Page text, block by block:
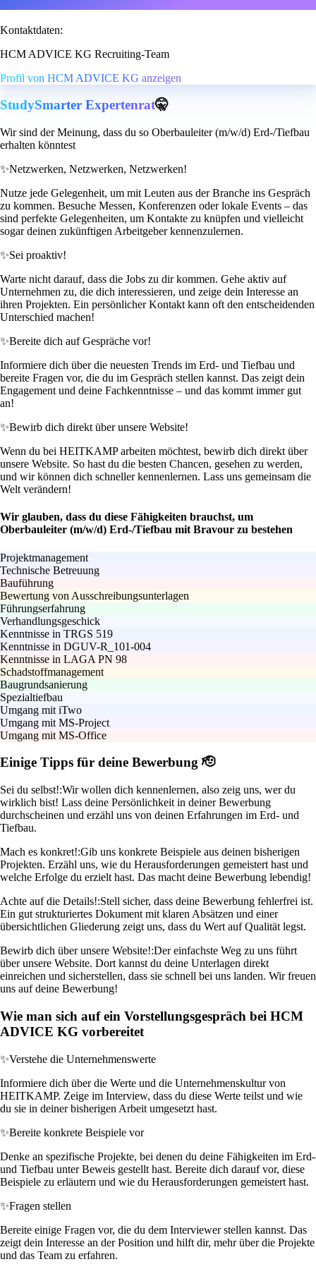
Kontaktdaten:
HCM ADVICE KG Recruiting-Team
Profil von HCM ADVICE KG anzeigen
StudySmarter Expertenrat🤫
Wir sind der Meinung, dass du so Oberbauleiter (m/w/d) Erd-/Tiefbau
erhalten könntest
✨Netzwerken, Netzwerken, Netzwerken!
Nutze jede Gelegenheit, um mit Leuten aus der Branche ins Gespräch
zu kommen. Besuche Messen, Konferenzen oder lokale Events – das
sind perfekte Gelegenheiten, um Kontakte zu knüpfen und vielleicht
sogar deinen zukünftigen Arbeitgeber kennenzulernen.
✨Sei proaktiv!
Warte nicht darauf, dass die Jobs zu dir kommen. Gehe aktiv auf
Unternehmen zu, die dich interessieren, und zeige dein Interesse an
ihren Projekten. Ein persönlicher Kontakt kann oft den entscheidenden
Unterschied machen!
✨Bereite dich auf Gespräche vor!
Informiere dich über die neuesten Trends im Erd- und Tiefbau und
bereite Fragen vor, die du im Gespräch stellen kannst. Das zeigt dein
Engagement und deine Fachkenntnisse – und das kommt immer gut
an!
✨Bewirb dich direkt über unsere Website!
Wenn du bei HEITKAMP arbeiten möchtest, bewirb dich direkt über
unsere Website. So hast du die besten Chancen, gesehen zu werden,
und wir können dich schneller kennenlernen. Lass uns gemeinsam die
Welt verändern!
Wir glauben, dass du diese Fähigkeiten brauchst, um
Oberbauleiter (m/w/d) Erd-/Tiefbau mit Bravour zu bestehen
Projektmanagement
Technische Betreuung
Bauführung
Bewertung von Ausschreibungsunterlagen
Führungserfahrung
Verhandlungsgeschick
Kenntnisse in TRGS 519
Kenntnisse in DGUV-R_101-004
Kenntnisse in LAGA PN 98
Schadstoffmanagement
Baugrundsanierung
Spezialtiefbau
Umgang mit iTwo
Umgang mit MS-Project
Umgang mit MS-Office
Einige Tipps für deine Bewerbung 🫡
Sei du selbst!:Wir wollen dich kennenlernen, also zeig uns, wer du
wirklich bist! Lass deine Persönlichkeit in deiner Bewerbung
durchscheinen und erzähl uns von deinen Erfahrungen im Erd- und
Tiefbau.
Mach es konkret!:Gib uns konkrete Beispiele aus deinen bisherigen
Projekten. Erzähl uns, wie du Herausforderungen gemeistert hast und
welche Erfolge du erzielt hast. Das macht deine Bewerbung lebendig!
Achte auf die Details!:Stell sicher, dass deine Bewerbung fehlerfrei ist.
Ein gut strukturiertes Dokument mit klaren Absätzen und einer
übersichtlichen Gliederung zeigt uns, dass du Wert auf Qualität legst.
Bewirb dich über unsere Website!:Der einfachste Weg zu uns führt
über unsere Website. Dort kannst du deine Unterlagen direkt
einreichen und sicherstellen, dass sie schnell bei uns landen. Wir freuen
uns auf deine Bewerbung!
Wie man sich auf ein Vorstellungsgespräch bei HCM
ADVICE KG vorbereitet
✨Verstehe die Unternehmenswerte
Informiere dich über die Werte und die Unternehmenskultur von
HEITKAMP. Zeige im Interview, dass du diese Werte teilst und wie
du sie in deiner bisherigen Arbeit umgesetzt hast.
✨Bereite konkrete Beispiele vor
Denke an spezifische Projekte, bei denen du deine Fähigkeiten im Erd-
und Tiefbau unter Beweis gestellt hast. Bereite dich darauf vor, diese
Beispiele zu erläutern und wie du Herausforderungen gemeistert hast.
✨Fragen stellen
Bereite einige Fragen vor, die du dem Interviewer stellen kannst. Das
zeigt dein Interesse an der Position und hilft dir, mehr über die Projekte
und das Team zu erfahren.